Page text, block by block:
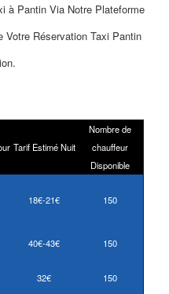
à Pantin Via Notre Plateforme
Votre Réservation Taxi Pantin
Tarif Estimé Nuit
Nombre de
chauffeur
Disponible
18€-21€ 150
40€-43€ 150
32€ 150